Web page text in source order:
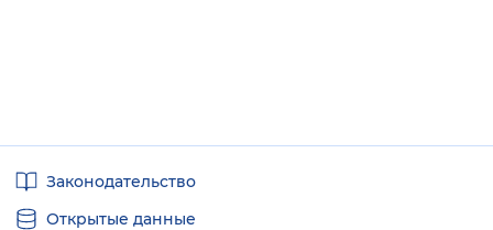
ссылкиЗаконодательство
Открытые данные